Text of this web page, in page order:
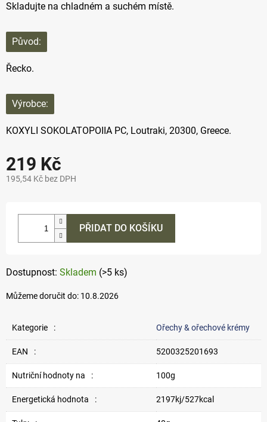
219 Kč
195,54 Kč bez DPH
Skladem (>5 ks)
Můžeme doručit do: 10.8.2026
Skladujte na chladném a suchém místě.
Původ:
Řecko.
Výrobce:
KOXYLI SOKOLATOPOIIA PC, Loutraki, 20300, Greece.
PŘIDAT DO KOŠÍKU
Kategorie : Ořechy & ořechové krémy
EAN : 5200325201693
Nutriční hodnoty na : 100g
Energetická hodnota : 2197kj/527kcal